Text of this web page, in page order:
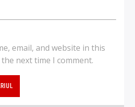
email, and website in this
next time I comment.